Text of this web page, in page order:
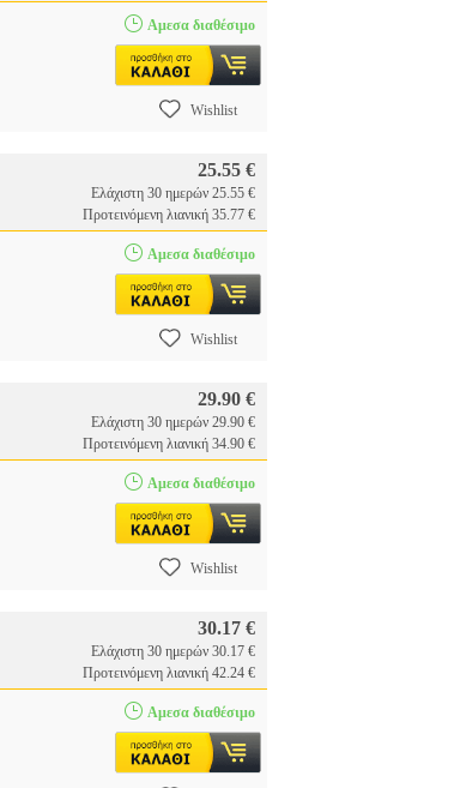
Αμεσα διαθέσιμο
Wishlist
25.55 €
Ελάχιστη 30 ημερών 25.55 €
Προτεινόμενη λιανική 35.77 €
Αμεσα διαθέσιμο
Wishlist
29.90 €
Ελάχιστη 30 ημερών 29.90 €
Προτεινόμενη λιανική 34.90 €
Αμεσα διαθέσιμο
Wishlist
30.17 €
Ελάχιστη 30 ημερών 30.17 €
Προτεινόμενη λιανική 42.24 €
Αμεσα διαθέσιμο